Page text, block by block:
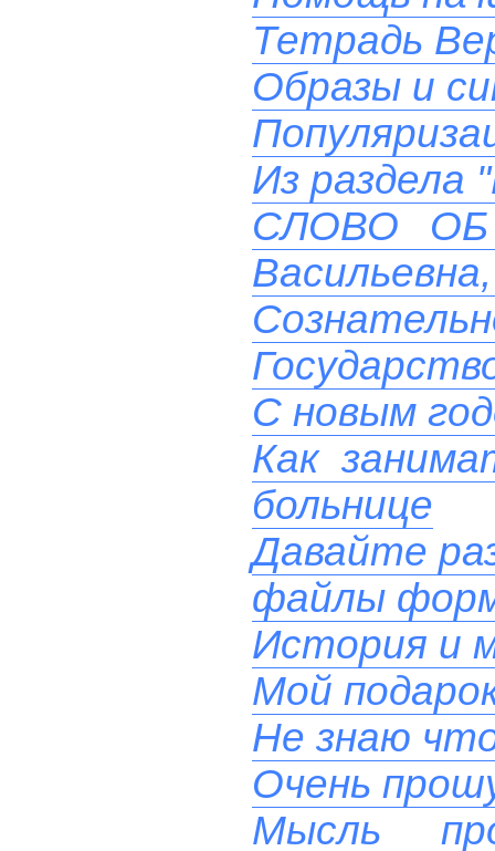
Тетрадь
Образы и
Из раздела
СЛОВО ОБ
С новым
Как
больнице
Давайте
файлы
История и
Мой
Не знаю
Очень
Мысль